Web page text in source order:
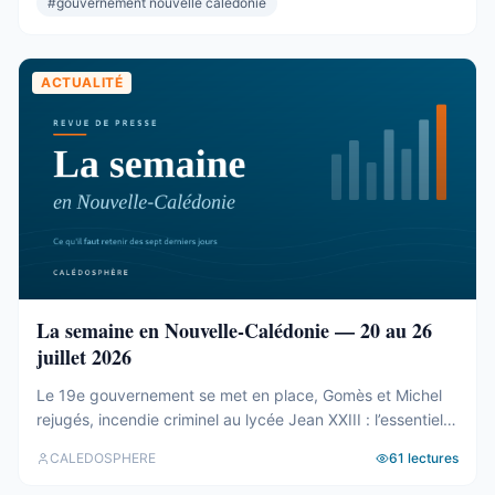
ACTUALITÉ
La semaine en Nouvelle-Calédonie — 20 au 26
juillet 2026
Le 19e gouvernement se met en place, Gomès et Michel
rejugés, incendie criminel au lycée Jean XXIII : l’essentiel
CALEDOSPHERE 61 lectures